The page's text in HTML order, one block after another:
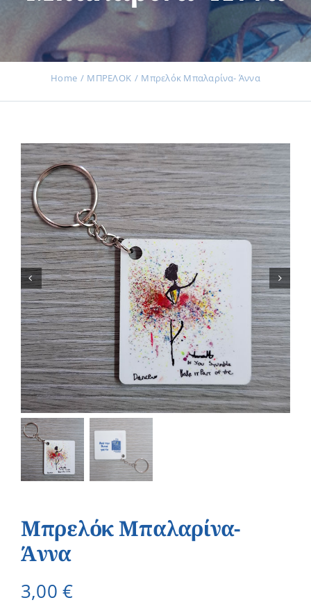
Εκδηλώσεις
Προϊόντα
Επικοινωνία
Εισφορές
Home ΜΠΡΕΛΟΚ Μπρελόκ Μπαλαρίνα- Άννα
Μπρελόκ Μπαλαρίνα-
Άννα
3,00€